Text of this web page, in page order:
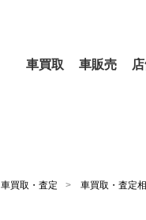
車買取 車販売
車買取・査定 車買取・査定